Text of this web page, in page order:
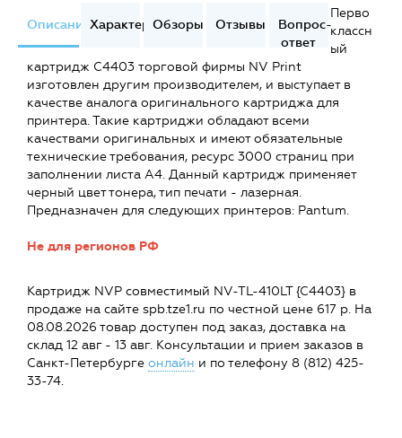
ОписаниеХарактеристики
Обзоры Отзывы
Вопрос-
ответ
Перво
классн
ый
картридж C4403 торговой фирмы NV Print
изготовлен другим производителем, и выступает в
качестве аналога оригинального картриджа для
принтера. Такие картриджи обладают всеми
качествами оригинальных и имеют обязательные
технические требования, ресурс 3000 страниц при
заполнении листа А4. Данный картридж применяет
черный цвет тонера, тип печати - лазерная.
Предназначен для следующих принтеров: Pantum.
Не для регионов РФ
Картридж NVP совместимый NV-TL-410LT {C4403} в
продаже на сайте spb.tze1.ru по честной цене 617 р. На
08.08.2026 товар доступен под заказ, доставка на
склад 12 авг - 13 авг. Консультации и прием заказов в
Санкт-Петербурге онлайн и по телефону 8 (812) 425-
33-74.